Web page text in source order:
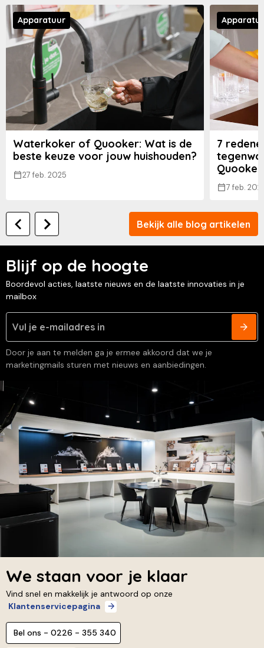
Apparatuur
Waterkoker of Quooker: Wat is de
beste keuze voor jouw huishouden?
27 feb. 2025
7
7 feb.
Bekijk alle blog artikelen
Blijf op de hoogte
Boordevol acties, laatste nieuws en de laatste innovaties in je
mailbox
Door je aan te melden ga je ermee akkoord dat we je
marketingmails sturen met nieuws en aanbiedingen.
We staan voor je klaar
Vind snel en makkelijk je antwoord op onze
Klantenservicepagina
Bel ons - 0226 - 355 340